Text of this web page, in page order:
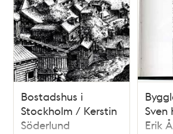
Bostadshus i
Stockholm / Kerstin
Söderlund
Sven
Erik